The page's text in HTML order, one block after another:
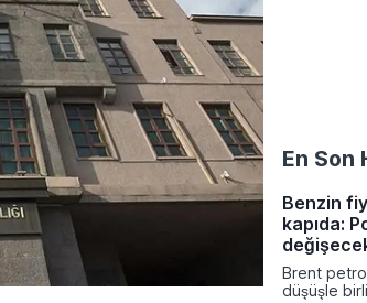
En Son
Benzin
kapıda:
Brent
düşüşle